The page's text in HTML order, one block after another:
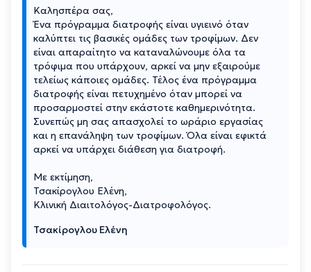
Καλησπέρα σας,
Ένα πρόγραμμα διατροφής είναι υγιεινό όταν
καλύπτει τις βασικές ομάδες των τροφίμων. Δεν
είναι απαραίτητο να καταναλώνουμε όλα τα
τρόφιμα που υπάρχουν, αρκεί να μην εξαιρούμε
τελείως κάποιες ομάδες. Τέλος ένα πρόγραμμα
διατροφής είναι πετυχημένο όταν μπορεί να
προσαρμοστεί στην εκάστοτε καθημερινότητα.
Συνεπώς μη σας απασχολεί το ωράριο εργασίας
και η επανάληψη των τροφίμων. Όλα είναι εφικτά
αρκεί να υπάρχει διάθεση για διατροφή.
Με εκτίμηση,
Τσακίρογλου Ελένη,
Κλινική Διαιτολόγος-Διατροφολόγος.
Τσακίρογλου Ελένη